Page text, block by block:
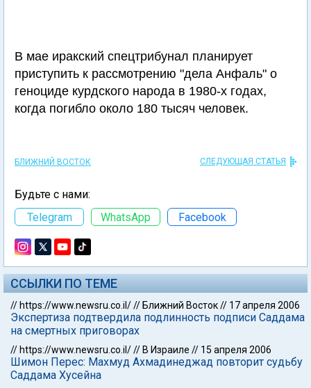
В мае иракский спецтрибунал планирует
приступить к рассмотрению "дела Анфаль" о
геноциде курдского народа в 1980-х годах,
когда погибло около 180 тысяч человек.
БЛИЖНИЙ ВОСТОК СЛЕДУЮЩАЯ СТАТЬЯ
Будьте с нами:
Telegram
WhatsApp Facebook
ССЫЛКИ ПО ТЕМЕ
// https://www.newsru.co.il/// Ближний Восток// 17 апреля 2006
Экспертиза подтвердила подлинность подписи Саддама
на смертных приговорах
// https://www.newsru.co.il/// В Израиле // 15 апреля 2006
Шимон Перес: Махмуд Ахмадинеджад повторит судьбу
Саддама Хусейна